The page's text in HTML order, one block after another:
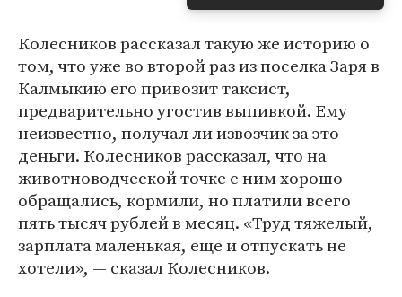
Колесников рассказал такую же историю о
том, что уже во второй раз из поселка Заря в
Калмыкию его привозит таксист,
предварительно угостив выпивкой. Ему
неизвестно, получал ли извозчик за это
деньги. Колесников рассказал, что на
животноводческой точке с ним хорошо
обращались, кормили, но платили всего
пять тысяч рублей в месяц. «Труд тяжелый,
зарплата маленькая, еще и отпускать не
хотели», — сказал Колесников.